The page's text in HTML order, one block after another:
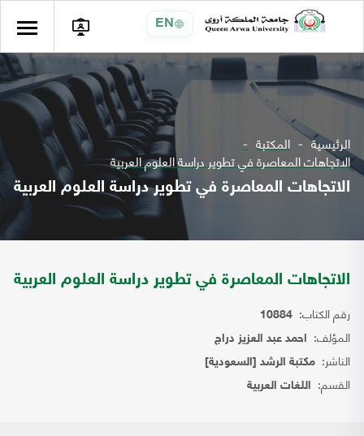
EN
الرئيسية المكتبة
الاتجاهات المعاصرة في تطوير دراسة العلوم العربية
الاتجاهات المعاصرة في تطوير دراسة العلوم العربية
الاتجاهات المعاصرة في تطوير دراسة العلوم العربية
رقم الكتاب: 10884
المؤلف: احمد عبد العزيز دراج
الناشر: مكتبة الرشد [السعودية]
القسم: اللغات العربية